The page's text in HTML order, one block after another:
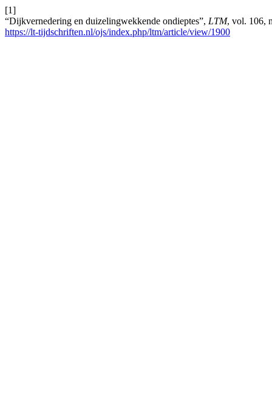
[1]
“Dijkvernedering en duizelingwekkende ondieptes”, LTM, vol. 106,
https://lt-tijdschriften.nl/ojs/index.php/ltm/article/view/1900